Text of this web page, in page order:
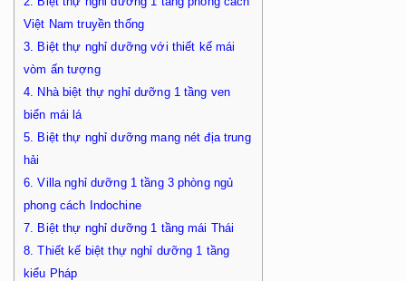
Việt Nam truyền thống
3.
Biệt thự nghỉ dưỡng với thiết kế mái
vòm ấn tượng
4.
Nhà biệt thự nghỉ dưỡng 1 tầng ven
biển mái lá
5.
Biệt thự nghỉ dưỡng mang nét địa trung
hải
6. Villa nghỉ dưỡng 1 tầng 3 phòng ngủ
phong cách Indochine
7.
Biệt thự nghỉ dưỡng 1 tầng mái Thái
8. Thiết kế biệt thự nghỉ dưỡng 1 tầng
kiểu Pháp